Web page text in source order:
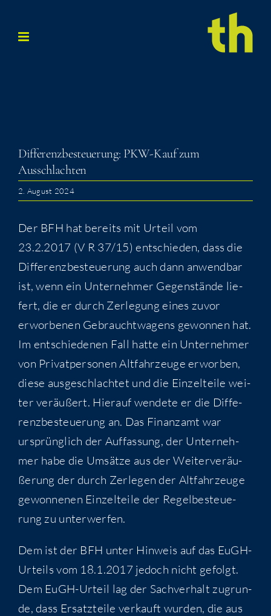
Inhalt
Dif­fe­renz­be­steue­rung: PKW-Kauf zum
Ausschlachten
2. August 2024
Der BFH hat bereits mit Urteil vom
23.2.2017 (V R 37/15) ent­schie­den, dass die
Dif­fe­renz­be­steue­rung auch dann anwend­bar
ist, wenn ein Unter­neh­mer Gegen­stän­de lie­
fert, die er durch Zer­le­gung eines zuvor
erwor­be­nen Gebraucht­wa­gens gewon­nen hat.
Im ent­schie­de­nen Fall hat­te ein Unter­neh­mer
von Pri­vat­per­so­nen Alt­fahr­zeu­ge erwor­ben,
die­se aus­ge­schlach­tet und die Ein­zel­tei­le wei­
ter ver­äu­ßert. Hier­auf wen­de­te er die Dif­fe­
renz­be­steue­rung an. Das Finanz­amt war
ursprüng­lich der Auf­fas­sung, der Unter­neh­
mer habe die Umsät­ze aus der Wei­ter­ver­äu­
ße­rung der durch Zer­le­gen der Alt­fahr­zeu­ge
gewon­ne­nen Ein­zel­tei­le der Regel­be­steue­
rung zu unterwerfen.
Dem ist der BFH unter Hin­weis auf das EuGH-
Urteils vom 18.1.2017 jedoch nicht gefolgt.
Dem EuGH-Urteil lag der Sach­ver­halt zugrun­
de, dass Ersatz­tei­le ver­kauft wur­den, die aus